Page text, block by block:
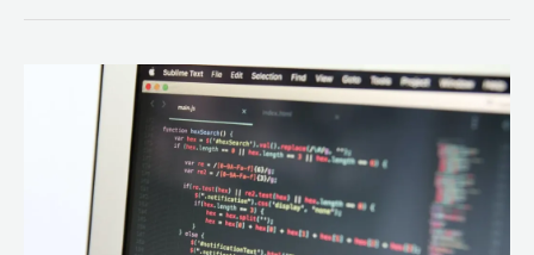
Models
revolucionando
desenvolvimento